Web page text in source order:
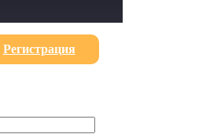
Регистрация